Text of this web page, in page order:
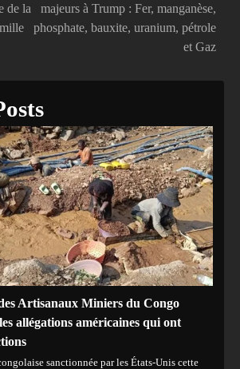
de la
majeurs à Trump : Fer, manganèse,
phosphate, bauxite, uranium, pétrole
et Gaz
Artisanaux Miniers du Congo
allégations américaines qui ont
sanctionnée par les États-Unis cette